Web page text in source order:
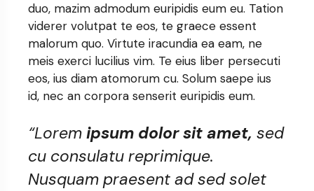
duo, mazim admodum euripidis eum eu. Tation
viderer volutpat te eos, te graece essent
malorum quo. Virtute iracundia ea eam, ne
meis exerci lucilius vim. Te eius liber persecuti
eos, ius diam atomorum cu. Solum saepe ius
id, nec an corpora senserit euripidis eum.
“Loremipsum dolor sit amet,sed
cu consulatu reprimique.
Nusquam praesent ad sed solet